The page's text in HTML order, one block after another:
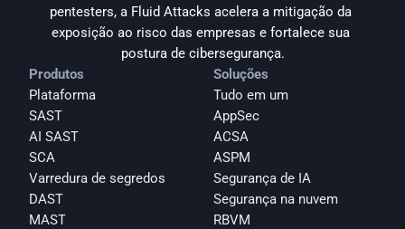
pentesters, a Fluid Attacks acelera a mitigação da
exposição ao risco das empresas e fortalece sua
postura de cibersegurança.
Produtos
Plataforma
SAST
AI SAST
SCA
Varredura de segredos
DAST
MAST
Soluções
Tudo em um
AppSec
ACSA
ASPM
Segurança de IA
Segurança na nuvem
RBVM